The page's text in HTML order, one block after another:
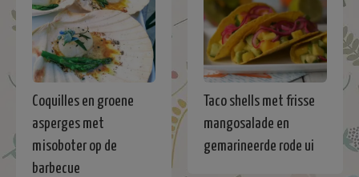
Coquilles en groene
asperges met
misoboter op de
barbecue
Taco shells met frisse
mangosalade en
gemarineerde rode ui